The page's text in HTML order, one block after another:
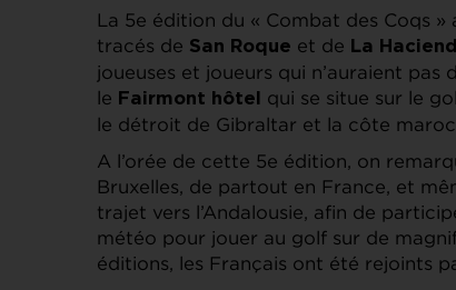
La 5e édition du « Combat des Coqs »
tracés de San Roque et de La
joueuses et joueurs qui n’auraient
le Fairmont hôtel
qui se situe sur le
le détroit de Gibraltar et la côte
A l’orée de cette 5e édition, on
Bruxelles, de partout en France, et
trajet vers l’Andalousie, afin de
météo pour jouer au golf sur de
éditions, les Français ont été rejoints